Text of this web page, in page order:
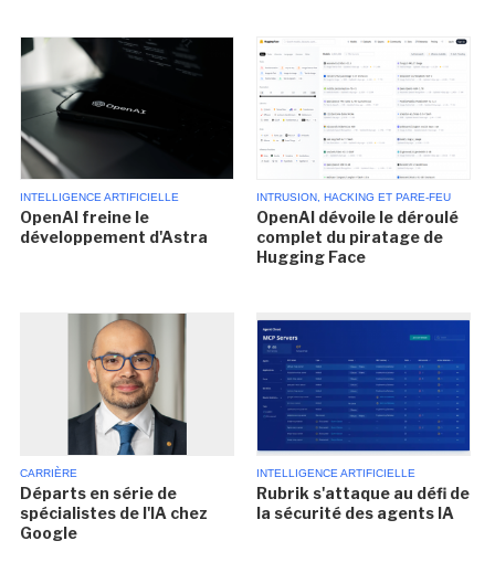
INTELLIGENCE ARTIFICIELLE
OpenAI freine le
développement d'Astra
INTRUSION, HACKING ET PARE-FEU
OpenAI dévoile le déroulé
complet du piratage de
Hugging Face
CARRIÈRE
Départs en série de
spécialistes de l'IA chez
Google
INTELLIGENCE ARTIFICIELLE
Rubrik s'attaque au défi de
la sécurité des agents IA